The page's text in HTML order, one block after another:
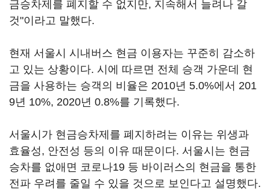
금승차제를 폐지할 수 없지만, 지속해서 늘려나 갈
것"이라고 말했다.
현재 서울시 시내버스 현금 이용자는 꾸준히 감소하
고 있는 상황이다. 시에 따르면 전체 승객 가운데 현
금을 사용하는 승객의 비율은 2010년 5.0%에서 201
9년 10%, 2020년 0.8%를 기록했다.
서울시가 현금승차제를 폐지하려는 이유는 위생과
효율성, 안전성 등의 이유 때문이다. 서울시는 현금
승차를 없애면 코로나19 등 바이러스의 현금을 통한
전파 우려를 줄일 수 있을 것으로 보인다고 설명했다.